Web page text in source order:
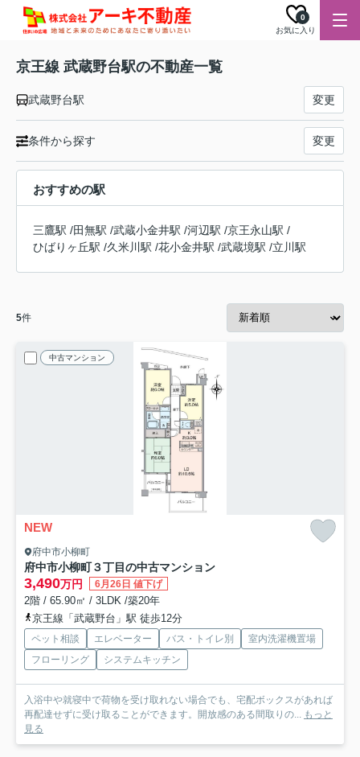
お気に入り
0
京王線 武蔵野台駅の不動産一覧
武蔵野台駅 変更
条件から探す 変更
おすすめの駅
三鷹駅 /田無駅 /武蔵小金井駅 /河辺駅 /京王永山駅 /
ひばりヶ丘駅 /久米川駅 /花小金井駅 /武蔵境駅 /立川駅
5件
中古マンション
NEW
府中市小柳町
府中市小柳町３丁目の中古マンション
3,490万円 6月26日 値下げ
2階 / 65.90㎡ / 3LDK /築20年
京王線「武蔵野台」駅 徒歩12分
ペット相談 エレベーター バス・トイレ別
室内洗濯機置場
フローリング
システムキッチン
入浴中や就寝中で荷物を受け取れない場合でも、宅配ボックスがあれば
再配達せずに受け取ることができます。開放感のある間取りの... もっと
見る